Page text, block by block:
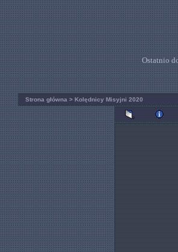
Ostatnio
Strona główna > Kolędnicy Misyjni 2020